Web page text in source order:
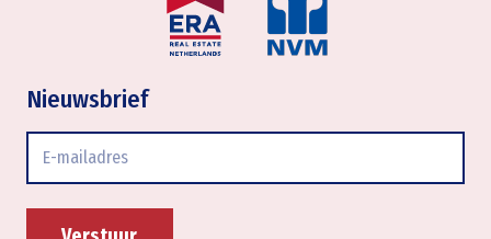
Nieuwsbrief